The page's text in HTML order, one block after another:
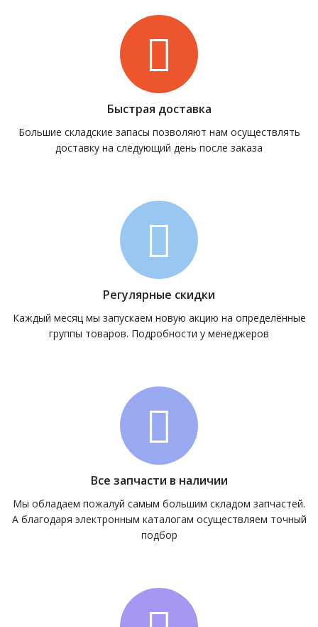
Быстрая доставка
Большие складские запасы позволяют нам осуществлять
доставку на следующий день после заказа
Регулярные скидки
Каждый месяц мы запускаем новую акцию на определённые
группы товаров. Подробности у менеджеров
Все запчасти в наличии
Мы обладаем пожалуй самым большим складом запчастей.
А благодаря электронным каталогам осуществляем точный
подбор